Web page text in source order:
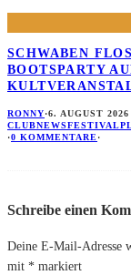
SCHWABEN
OOTSPARTY
RONNY·6. AUGUST 2026
CLUBNEWS
·0 KOMMENTARE·
Schreibe einen
Deine E-Mail-Adresse
mit * markiert